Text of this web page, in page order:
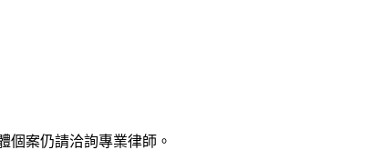
個案仍請洽詢專業律師。